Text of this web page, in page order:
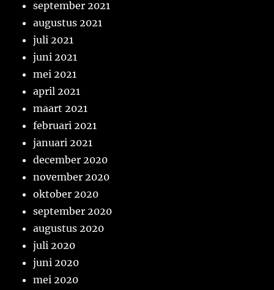
september 2021
augustus 2021
juli 2021
juni 2021
mei 2021
april 2021
maart 2021
februari 2021
januari 2021
december 2020
november 2020
oktober 2020
september 2020
augustus 2020
juli 2020
juni 2020
mei 2020